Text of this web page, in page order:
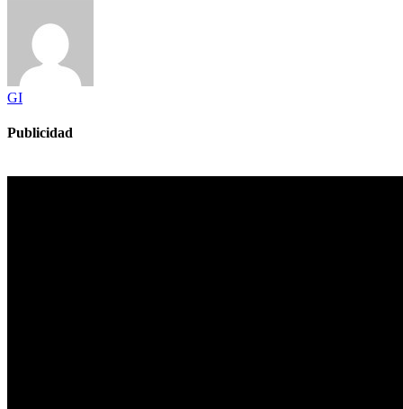
GI
Publicidad